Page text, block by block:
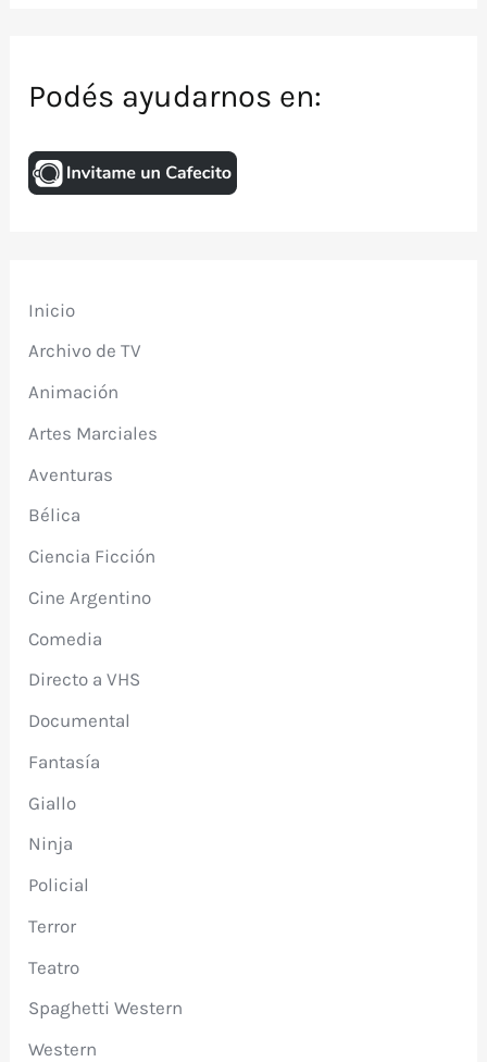
Podés ayudarnos en:
Inicio
Archivo de TV
Animación
Artes Marciales
Aventuras
Bélica
Ciencia Ficción
Cine Argentino
Comedia
Directo a VHS
Documental
Fantasía
Giallo
Ninja
Policial
Terror
Teatro
Spaghetti Western
Western